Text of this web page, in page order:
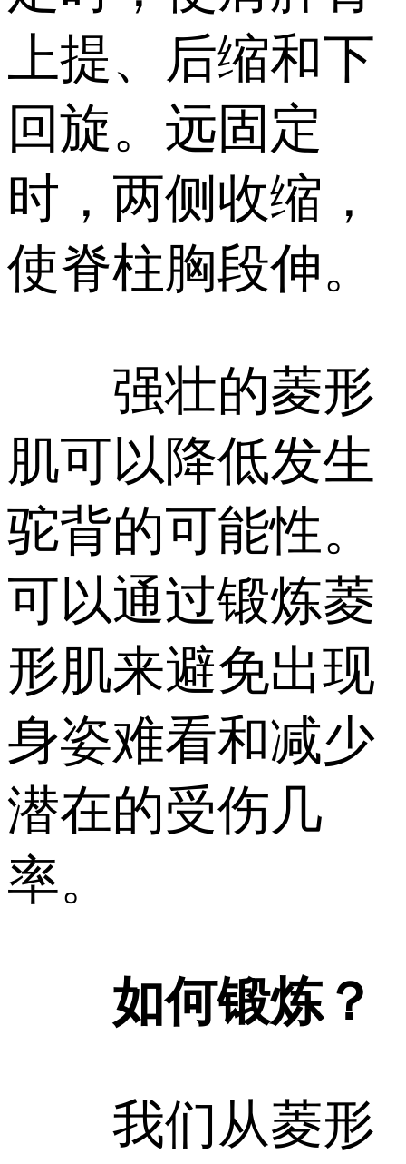
上提、后缩和下
回旋。远固定
时，两侧收缩，
使脊柱胸段伸。
强壮的菱形
肌可以降低发生
驼背的可能性。
可以通过锻炼菱
形肌来避免出现
身姿难看和减少
潜在的受伤几
率。
如何锻炼？
我们从菱形